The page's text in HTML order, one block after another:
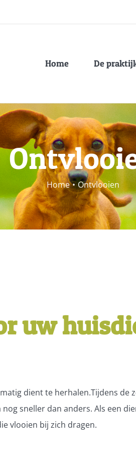
Home De
Home • Ontvlooien
uw
dient te herhalen.Tijdens de
sneller dan anders. Als een
vlooien bij zich dragen.